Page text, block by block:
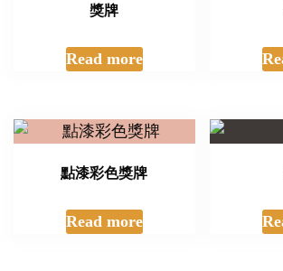
獎牌
Read more
點漆彩色獎牌
Read more